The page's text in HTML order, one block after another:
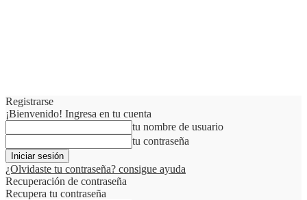
Registrarse
¡Bienvenido! Ingresa en tu cuenta
tu nombre de usuario
tu contraseña
¿Olvidaste tu contraseña? consigue ayuda
Recuperación de contraseña
Recupera tu contraseña